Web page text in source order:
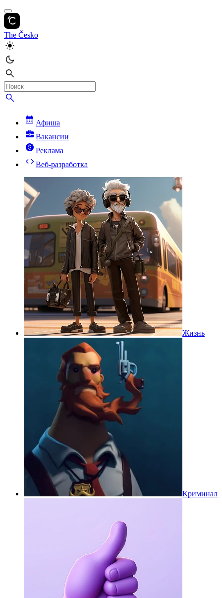
The Česko
Афиша
Вакансии
Реклама
Веб-разработка
Жизнь
Криминал